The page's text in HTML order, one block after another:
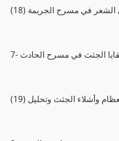
الشعر في مسرح الجريمة
الجثث في مسرح الحادث